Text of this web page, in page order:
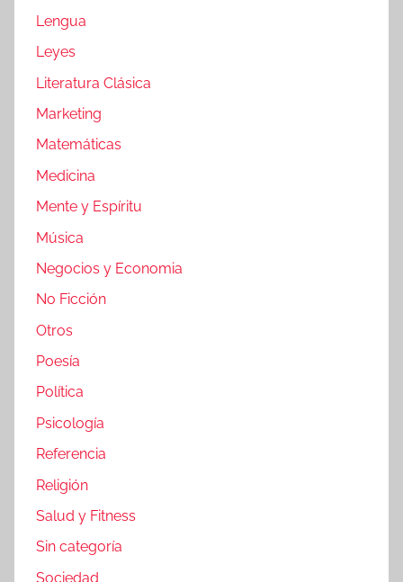
Lengua
Leyes
Literatura Clásica
Marketing
Matemáticas
Medicina
Mente y Espíritu
Música
Negocios y Economia
No Ficción
Otros
Poesía
Política
Psicología
Referencia
Religión
Salud y Fitness
Sin categoría
Sociedad